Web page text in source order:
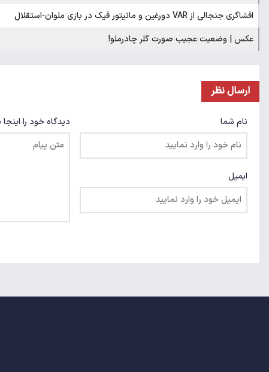
افشاگری جنجالی از VAR دورغین و مانیتور فیک در بازی ملوان-استقلال
عکس | وضعیت عجیب صورت گلر چادرملو!
ارسال نظر
نام شما
ایمیل
دیدگاه خود را